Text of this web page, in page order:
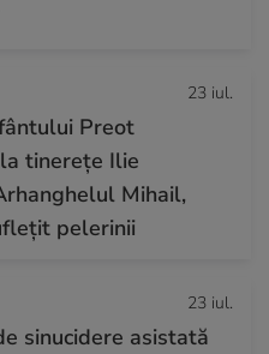
23 iul.
Preot
tinerețe Ilie
Mihail,
pelerinii
23 iul.
sinucidere asistată